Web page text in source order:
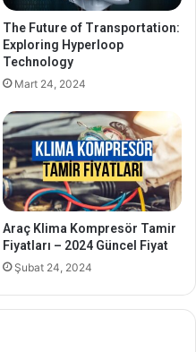
The Future of Transportation:
Exploring Hyperloop
Technology
Mart 24, 2024
Araç Klima Kompresör Tamir
Fiyatları – 2024 Güncel Fiyat
Şubat 24, 2024